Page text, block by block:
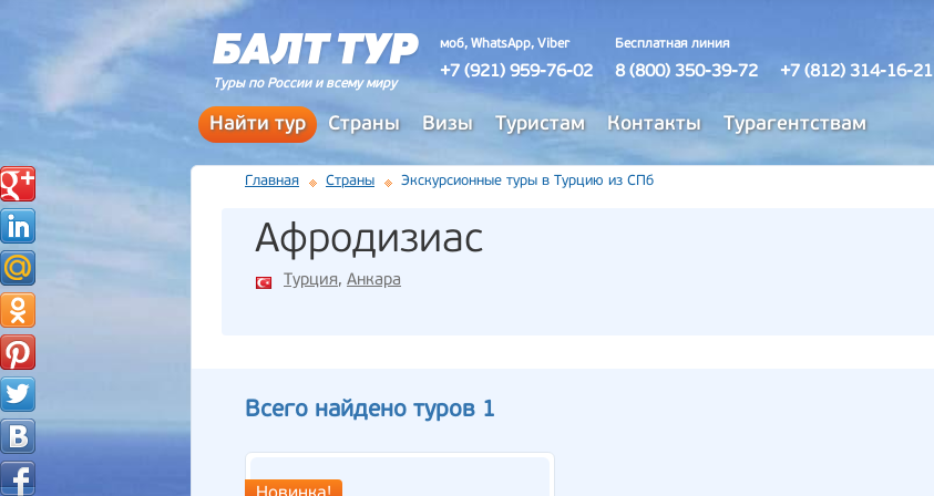
Туры по России и всему миру
моб, WhatsApp, Viber
+7 (921) 959-76-02
Бесплатная линия
8 (800) 350-39-72 +7 (812) 314-16-21
Найти тур Страны Визы Туристам Контакты Турагентствам
Главная Страны Экскурсионные туры в Турцию из СПб
Афродизиас
Турция, Анкара
Всего найдено туров 1